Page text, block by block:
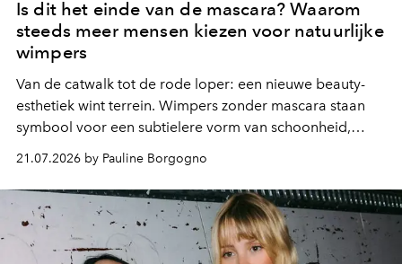
Is dit het einde van de mascara? Waarom
steeds meer mensen kiezen voor natuurlijke
wimpers
Van de catwalk tot de rode loper: een nieuwe beauty-
esthetiek wint terrein. Wimpers zonder mascara staan
symbool voor een subtielere vorm van schoonheid,
waarin zelfvertrouwen belangrijker is dan een overvloed
aan make-up.
21.07.2026 by Pauline Borgogno